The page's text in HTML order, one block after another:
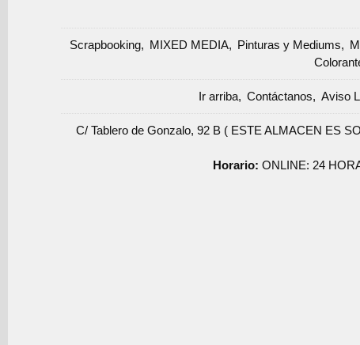
Scrapbooking MIXED MEDIA Pinturas y Mediums
Ir arriba Contáctanos Aviso
C/ Tablero de Gonzalo, 92 B ( ESTE ALMACEN ES
Horario:ONLINE: 24